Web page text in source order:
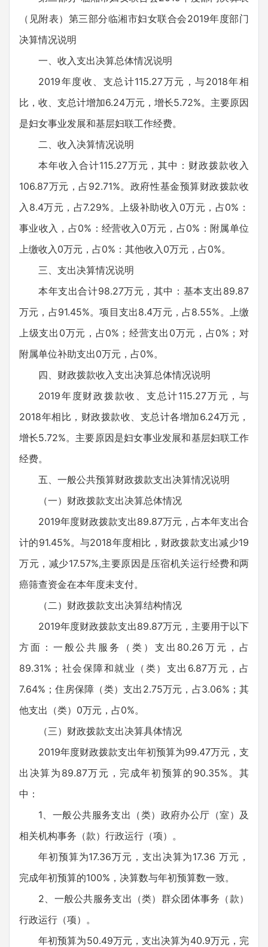
（见附表）第三部分临湘市妇女联合会2019年度部门
决算情况说明
一、收入支出决算总体情况说明
2019年度收、支总计115.27万元，与2018年相
比，收、支总计增加6.24万元，增长5.72%。主要原因
是妇女事业发展和基层妇联工作经费。
二、收入决算情况说明
本年收入合计115.27万元，其中：财政拨款收入
106.87万元，占92.71%。政府性基金预算财政拨款收
入8.4万元，占7.29%。上级补助收入0万元，占0%：
事业收入，占0%：经营收入0万元，占0%：附属单位
上缴收入0万元，占0%：其他收入0万元，占0%。
三、支出决算情况说明
本年支出合计98.27万元，其中：基本支出89.87
万元，占91.45%。项目支出8.4万元，占8.55%。上缴
上级支出0万元，占0%；经营支出0万元，占0%；对
附属单位补助支出0万元，占0%。
四、财政拨款收入支出决算总体情况说明
2019年度财政拨款收、支总计115.27万元，与
2018年相比，财政拨款收、支总计各增加6.24万元，
增长5.72%。主要原因是妇女事业发展和基层妇联工作
经费。
五、一般公共预算财政拨款支出决算情况说明
（一）财政拨款支出决算总体情况
2019年度财政拨款支出89.87万元，占本年支出合
计的91.45%。与2018年度相比，财政拨款支出减少19
万元，减少17.57%,主要原因是压宿机关运行经费和两
癌筛查资金在本年度未支付。
（二）财政拨款支出决算结构情况
2019年度财政拨款支出89.87万元，主要用于以下
方面：一般公共服务（类）支出80.26万元，占
89.31%；社会保障和就业（类）支出6.87万元，占
7.64%；住房保障（类）支出2.75万元，占3.06%；其
他支出（类）0万元，占0%。
（三）财政拨款支出决算具体情况
2019年度财政拨款支出年初预算为99.47万元，支
出决算为89.87万元，完成年初预算的90.35%。其
中：
1、一般公共服务支出（类）政府办公厅（室）及
相关机构事务（款）行政运行（项）。
年初预算为17.36万元，支出决算为17.36 万元，
完成年初预算的100%，决算数与年初预算数一致。
2、一般公共服务支出（类）群众团体事务（款）
行政运行（项）。
年初预算为50.49万元，支出决算为40.9万元，完